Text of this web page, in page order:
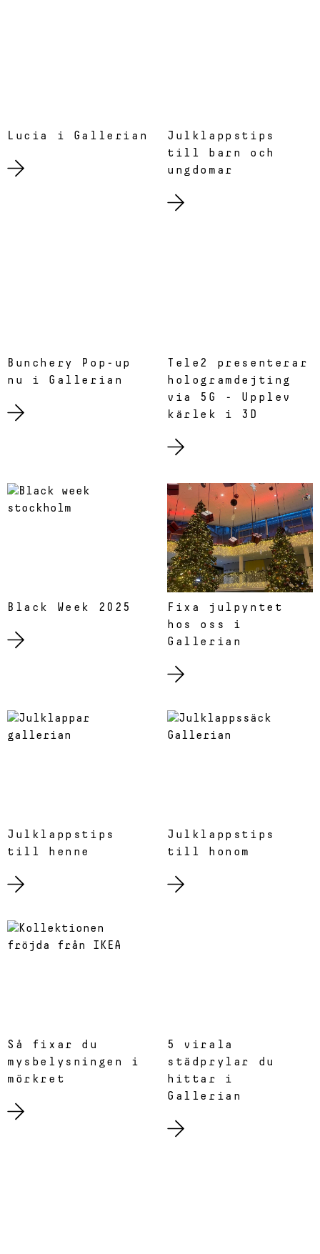
Lucia i Gallerian
Julklappstips
till barn och
ungdomar
Bunchery Pop-up
nu i Gallerian
Tele2 presenterar
hologramdejting
via 5G - Upplev
kärlek i 3D
Black Week 2025
Fixa julpyntet
hos oss i
Gallerian
Julklappstips
till henne
Julklappstips
till honom
Så fixar du
mysbelysningen i
mörkret
5 virala
städprylar du
hittar i
Gallerian